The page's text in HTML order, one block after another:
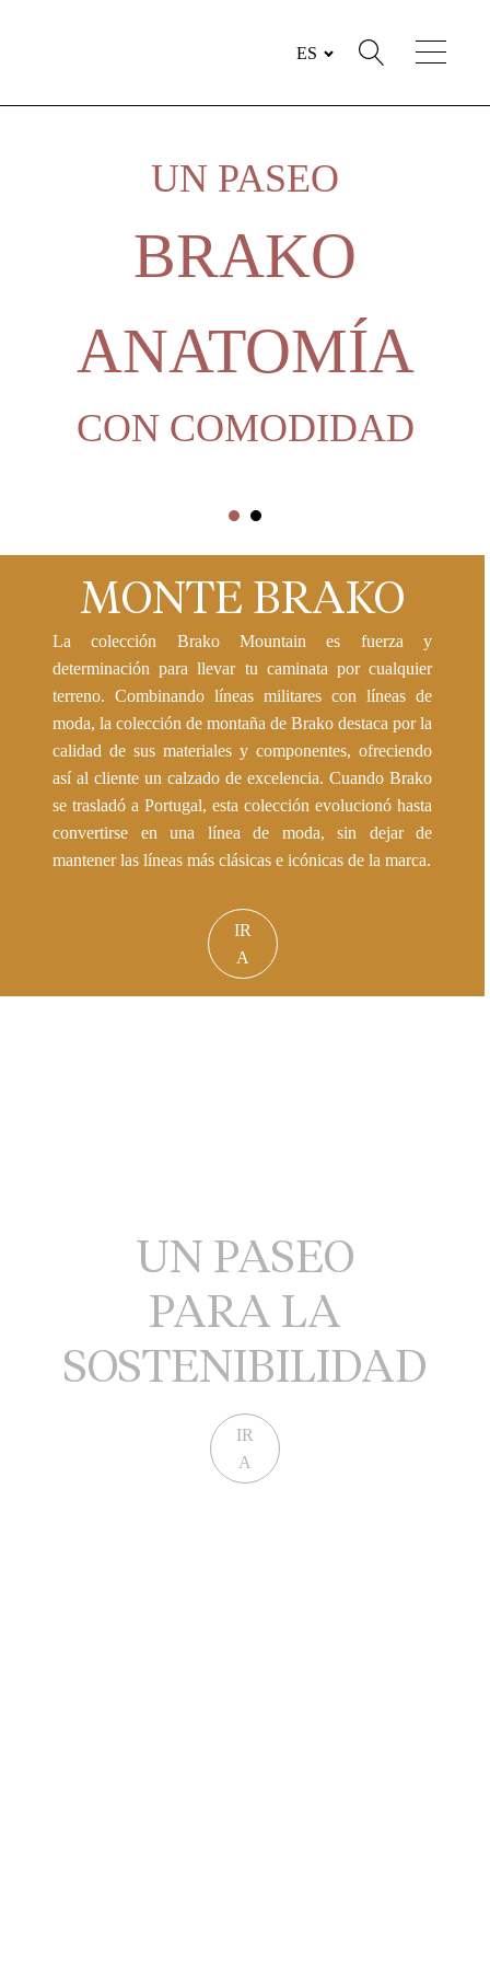
ES
UN PASEO
BRAKO
ANATOMÍA
CON COMODIDAD
MONTE BRAKO
La colección Brako Mountain es fuerza y
determinación para llevar tu caminata por cualquier
terreno. Combinando líneas militares con líneas de
moda, la colección de montaña de Brako destaca por la
calidad de sus materiales y componentes, ofreciendo
así al cliente un calzado de excelencia. Cuando Brako
se trasladó a Portugal, esta colección evolucionó hasta
convertirse en una línea de moda, sin dejar de
mantener las líneas más clásicas e icónicas de la marca.
IR
A
UN PASEO
PARA LA
SOSTENIBILIDAD
IR
A